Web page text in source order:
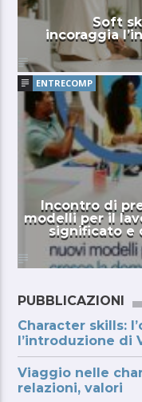
Soft
incoraggia
ENTRECOMP
Incontro di
modelli per il
significato e
PUBBLICAZIONI
Character skills:
l’introduzione di
Viaggio nelle
relazioni, valori